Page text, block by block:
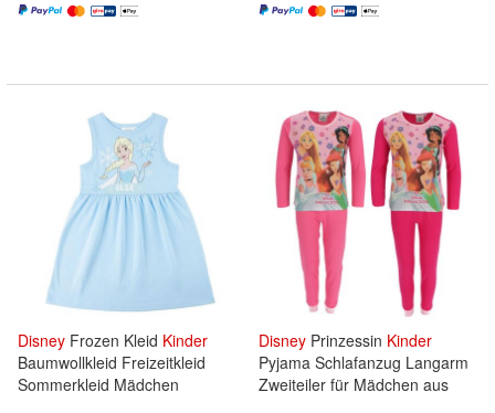
Disney Frozen Kleid Kinder
Baumwollkleid Freizeitkleid
Sommerkleid Mädchen
Disney Prinzessin Kinder
Pyjama Schlafanzug Langarm
Zweiteiler für Mädchen aus